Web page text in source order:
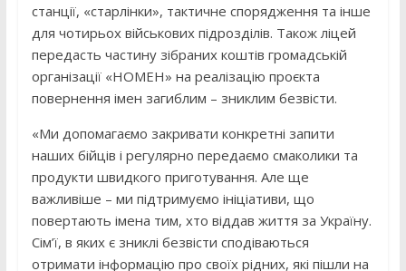
станції, «старлінки», тактичне спорядження та інше
для чотирьох військових підрозділів. Також ліцей
передасть частину зібраних коштів громадській
організації «НОМЕН» на реалізацію проєкта
повернення імен загиблим – зниклим безвісти.
«Ми допомагаємо закривати конкретні запити
наших бійців і регулярно передаємо смаколики та
продукти швидкого приготування. Але ще
важливіше – ми підтримуємо ініціативи, що
повертають імена тим, хто віддав життя за Україну.
Сім’ї, в яких є зниклі безвісти сподіваються
отримати інформацію про своїх рідних, які пішли на